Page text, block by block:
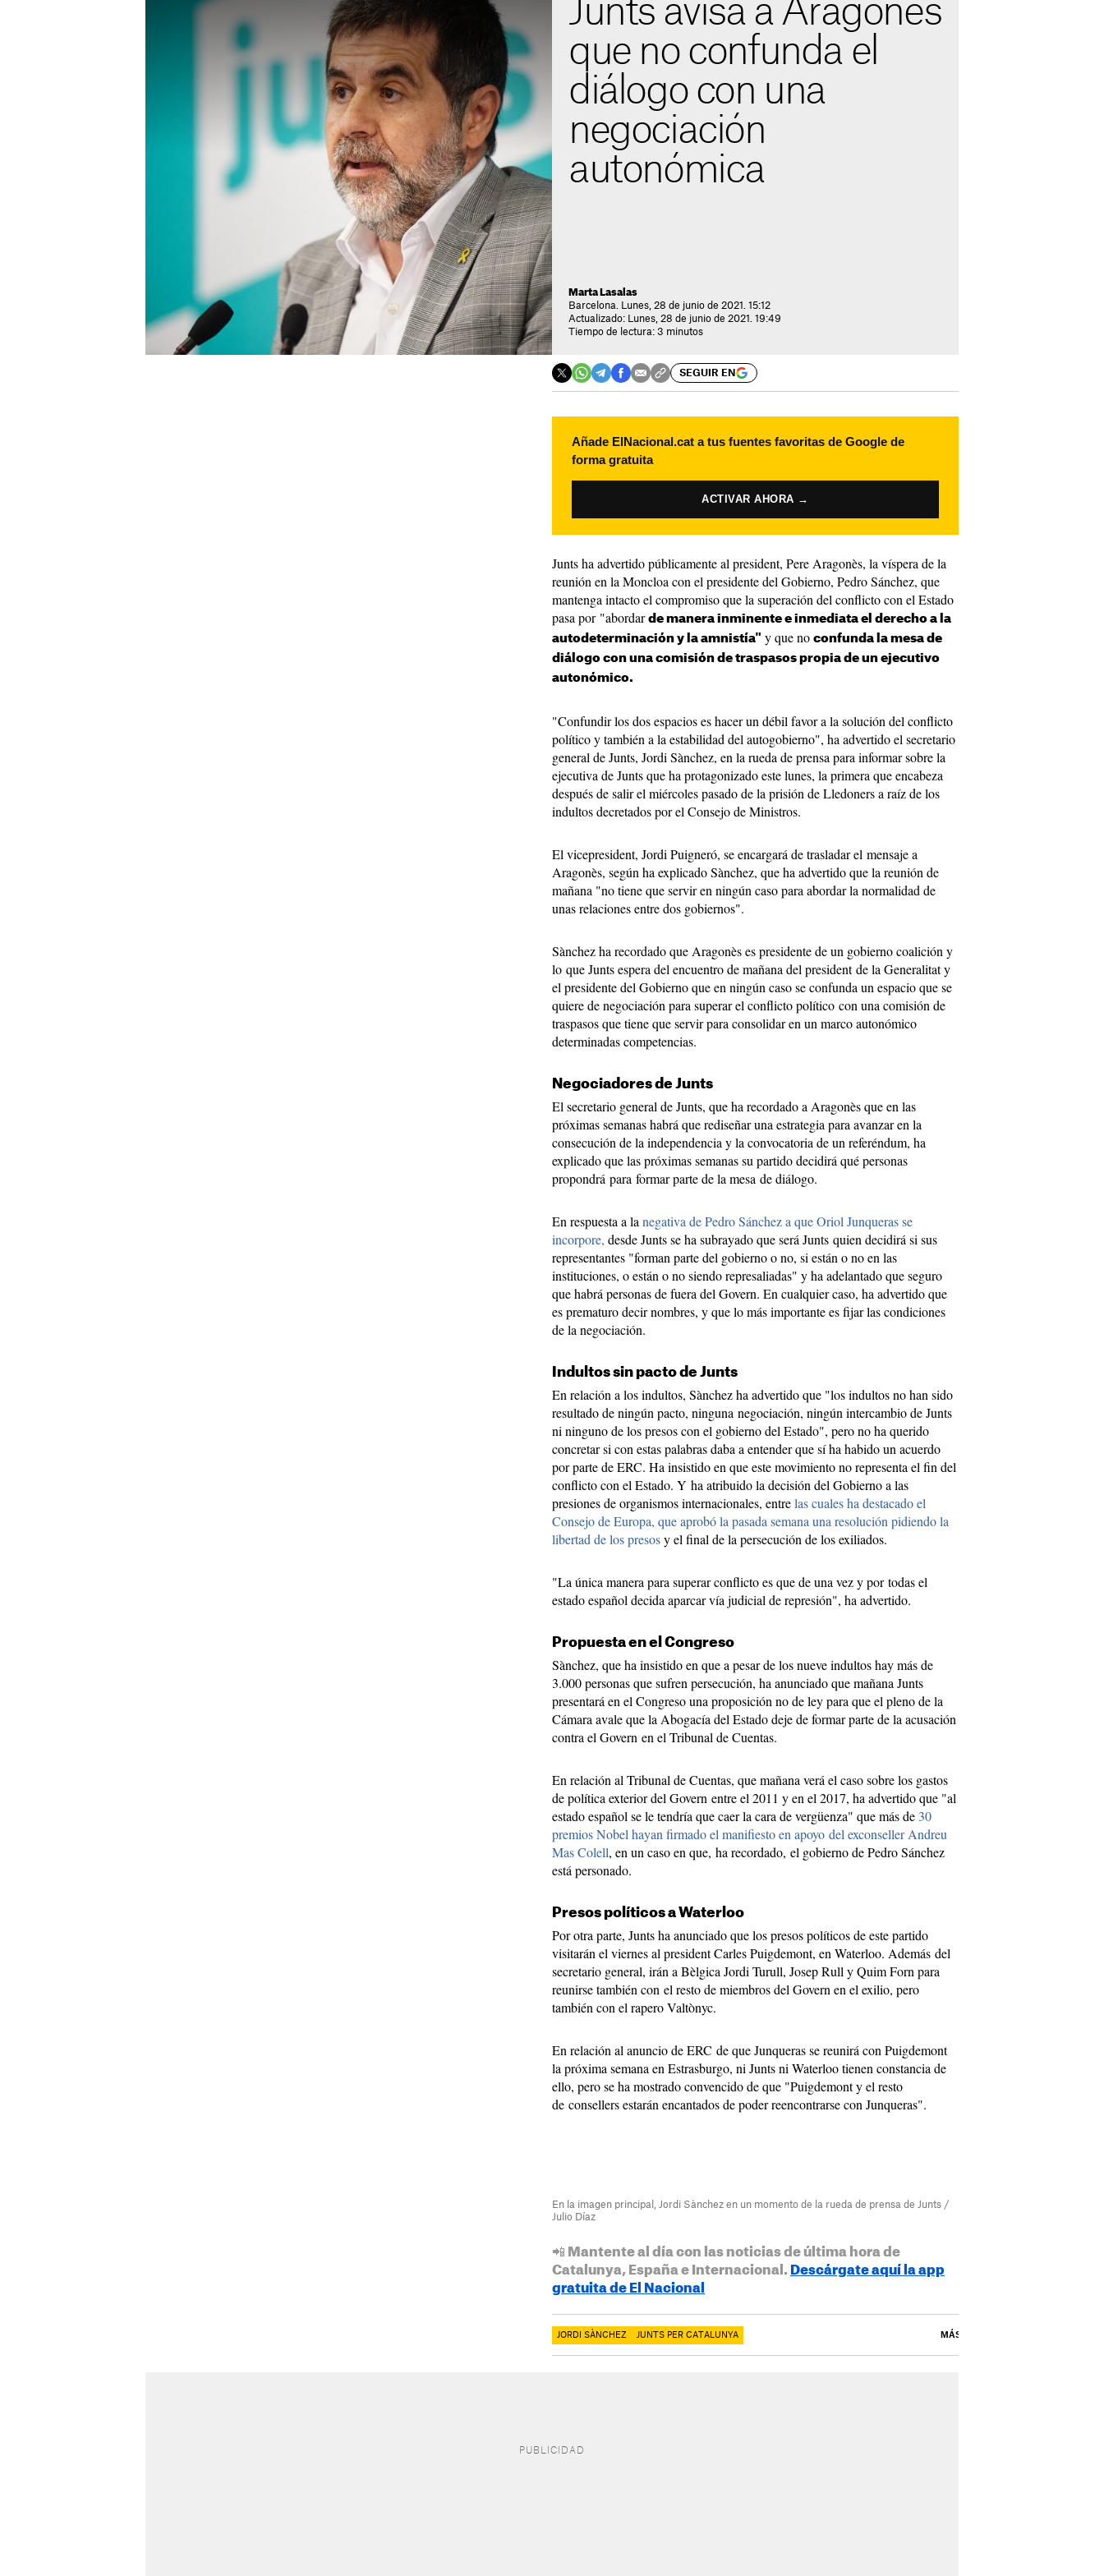
Junts avisa a Aragonès
que no confunda el
diálogo con una
negociación
autonómica
Marta Lasalas
Barcelona. Lunes, 28 de junio de 2021. 15:12
Actualizado: Lunes, 28 de junio de 2021. 19:49
Tiempo de lectura: 3 minutos
SEGUIR EN
Añade ElNacional.cat a tus fuentes favoritas de Google de
forma gratuita
ACTIVAR AHORA →
Junts ha advertido públicamente al president, Pere Aragonès, la víspera de la
reunión en la Moncloa con el presidente del Gobierno, Pedro Sánchez, que
mantenga intacto el compromiso que la superación del conflicto con el Estado
pasa por "abordar de manera inminente e inmediata el derecho a la
autodeterminación y la amnistía" y que no confunda la mesa de
diálogo con una comisión de traspasos propia de un ejecutivo
autonómico.
"Confundir los dos espacios es hacer un débil favor a la solución del conflicto
político y también a la estabilidad del autogobierno", ha advertido el secretario
general de Junts, Jordi Sànchez, en la rueda de prensa para informar sobre la
ejecutiva de Junts que ha protagonizado este lunes, la primera que encabeza
después de salir el miércoles pasado de la prisión de Lledoners a raíz de los
indultos decretados por el Consejo de Ministros.
El vicepresident, Jordi Puigneró, se encargará de trasladar el mensaje a
Aragonès, según ha explicado Sànchez, que ha advertido que la reunión de
mañana "no tiene que servir en ningún caso para abordar la normalidad de
unas relaciones entre dos gobiernos".
Sànchez ha recordado que Aragonès es presidente de un gobierno coalición y
lo que Junts espera del encuentro de mañana del president de la Generalitat y
el presidente del Gobierno que en ningún caso se confunda un espacio que se
quiere de negociación para superar el conflicto político con una comisión de
traspasos que tiene que servir para consolidar en un marco autonómico
determinadas competencias.
Negociadores de Junts
El secretario general de Junts, que ha recordado a Aragonès que en las
próximas semanas habrá que rediseñar una estrategia para avanzar en la
consecución de la independencia y la convocatoria de un referéndum, ha
explicado que las próximas semanas su partido decidirá qué personas
propondrá para formar parte de la mesa de diálogo.
En respuesta a la negativa de Pedro Sánchez a que Oriol Junqueras se
incorpore, desde Junts se ha subrayado que será Junts quien decidirá si sus
representantes "forman parte del gobierno o no, si están o no en las
instituciones, o están o no siendo represaliadas" y ha adelantado que seguro
que habrá personas de fuera del Govern. En cualquier caso, ha advertido que
es prematuro decir nombres, y que lo más importante es fijar las condiciones
de la negociación.
Indultos sin pacto de Junts
En relación a los indultos, Sànchez ha advertido que "los indultos no han sido
resultado de ningún pacto, ninguna negociación, ningún intercambio de Junts
ni ninguno de los presos con el gobierno del Estado", pero no ha querido
concretar si con estas palabras daba a entender que sí ha habido un acuerdo
por parte de ERC. Ha insistido en que este movimiento no representa el fin del
conflicto con el Estado. Y ha atribuido la decisión del Gobierno a las
presiones de organismos internacionales, entrelas cuales ha destacado el
Consejo de Europa, que aprobó la pasada semana una resolución pidiendo la
libertad de los presosy el final de la persecución de los exiliados.
"La única manera para superar conflicto es que de una vez y por todas el
estado español decida aparcar vía judicial de represión", ha advertido.
Propuesta en el Congreso
Sànchez, que ha insistido en que a pesar de los nueve indultos hay más de
3.000 personas que sufren persecución, ha anunciado que mañana Junts
presentará en el Congreso una proposición no de ley para que el pleno de la
Cámara avale que la Abogacía del Estado deje de formar parte de la acusación
contra el Govern en el Tribunal de Cuentas.
En relación al Tribunal de Cuentas, que mañana verá el caso sobre los gastos
de política exterior del Govern entre el 2011 y en el 2017, ha advertido que "al
estado español se le tendría que caer la cara de vergüenza" que más de 30
premios Nobel hayan firmado el manifiesto en apoyo del exconseller Andreu
Mas Colell, en un caso en que, ha recordado, el gobierno de Pedro Sánchez
está personado.
Presos políticos a Waterloo
Por otra parte, Junts ha anunciado que los presos políticos de este partido
visitarán el viernes al president Carles Puigdemont, en Waterloo. Además del
secretario general, irán a Bèlgica Jordi Turull, Josep Rull y Quim Forn para
reunirse también con el resto de miembros del Govern en el exilio, pero
también con el rapero Valtònyc.
En relación al anuncio de ERC de que Junqueras se reunirá con Puigdemont
la próxima semana en Estrasburgo, ni Junts ni Waterloo tienen constancia de
ello, pero se ha mostrado convencido de que "Puigdemont y el resto
de consellers estarán encantados de poder reencontrarse con Junqueras".
En la imagen principal, Jordi Sànchez en un momento de la rueda de prensa de Junts /
Julio Díaz
📲 Mantente al día con las noticias de última hora de
Catalunya, España e Internacional. Descárgate aquí la app
gratuita de El Nacional
JORDI SÀNCHEZ JUNTS PER CATALUNYA MÁS